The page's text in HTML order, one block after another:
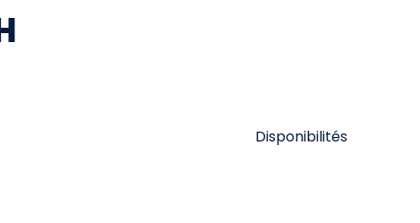
Disponibilités